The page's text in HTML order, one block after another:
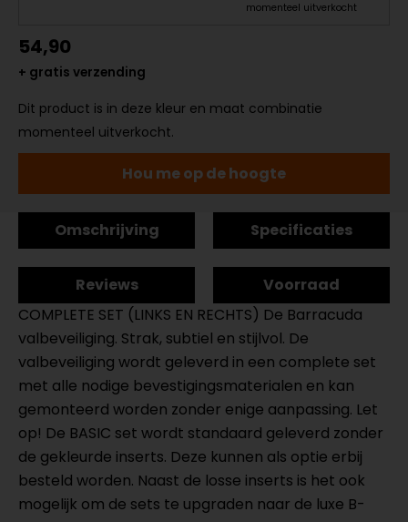
momenteel uitverkocht
54,90
+ gratis verzending
Dit product is in deze kleur en maat combinatie
momenteel uitverkocht.
Hou me op de hoogte
Omschrijving Specificaties
Reviews
Voorraad
COMPLETE SET (LINKS EN RECHTS) De Barracuda
valbeveiliging. Strak, subtiel en stijlvol. De
valbeveiliging wordt geleverd in een complete set
met alle nodige bevestigingsmaterialen en kan
gemonteerd worden zonder enige aanpassing. Let
op! De BASIC set wordt standaard geleverd zonder
de gekleurde inserts. Deze kunnen als optie erbij
besteld worden. Naast de losse inserts is het ook
mogelijk om de sets te upgraden naar de luxe B-